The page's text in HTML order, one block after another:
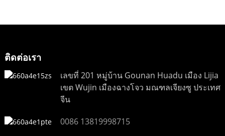
ติดต่อเรา
เลขที่ 201 หมู่บ้าน Gounan Huadu เมือง Lijia
เขต Wujin เมืองฉางโจว มณฑลเจียงซู ประเทศ
จีน
0086 13819998715